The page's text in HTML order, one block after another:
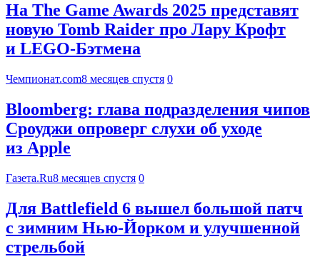
На The Game Awards 2025 представят
новую Tomb Raider про Лару Крофт
и LEGO-Бэтмена
Чемпионат.com8 месяцев спустя 0
Bloomberg: глава подразделения чипов
Сроуджи опроверг слухи об уходе
из Apple
Газета.Ru8 месяцев спустя 0
Для Battlefield 6 вышел большой патч
с зимним Нью-Йорком и улучшенной
стрельбой